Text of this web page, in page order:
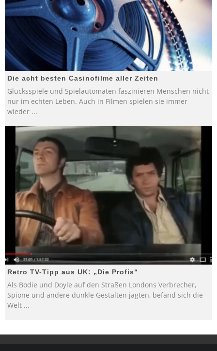
Die acht besten Casinofilme aller Zeiten
Glücksspiele und Spielautomaten faszinieren Menschen nicht
nur im echten Leben. Auch in Filmen spielen sie immer
wieder ...
Retro TV-Tipp aus UK: „Die Profis“
Als Bodie und Doyle auf den Straßen Londons Verbrecher,
Spione und andere dunkle Gestalten jagten, befand sich die
Welt ...